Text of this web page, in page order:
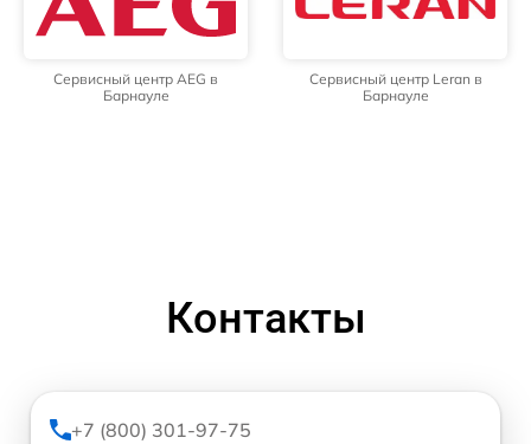
Сервисный центр AEG в
Барнауле
Сервисный центр Leran в
Барнауле
Контакты
+7 (800) 301-97-75